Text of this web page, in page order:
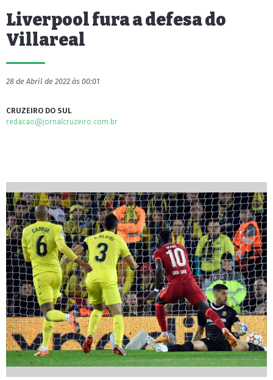
Liverpool fura a defesa do
Villareal
28 de Abril de 2022 às 00:01
CRUZEIRO DO SUL
redacao@jornalcruzeiro.com.br